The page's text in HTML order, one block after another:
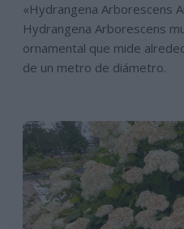
«Hydrangena Arborescens
Hydrangena Arborescens
ornamental que mide
de un metro de diámetro.